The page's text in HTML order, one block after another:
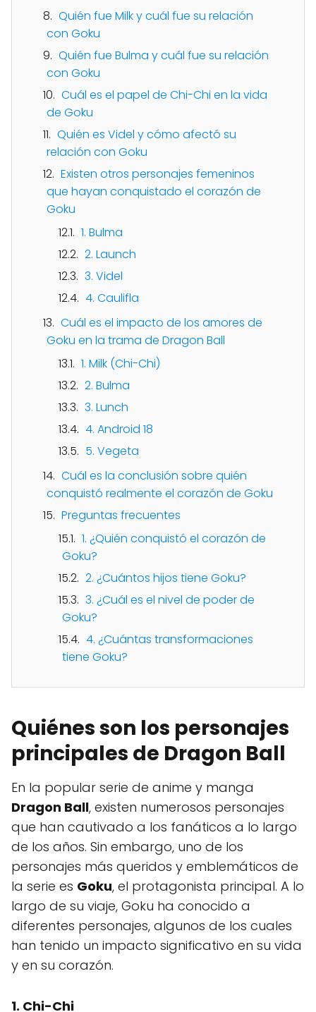
Quién fue Milk y cuál fue su relación
con Goku
Quién fue Bulma y cuál fue su relación
con Goku
Cuál es el papel de Chi-Chi en la vida
de Goku
Quién es Videl y cómo afectó su
relación con Goku
Existen otros personajes femeninos
que hayan conquistado el corazón de
Goku
1. Bulma
2. Launch
3. Videl
4. Caulifla
Cuál es el impacto de los amores de
Goku en la trama de Dragon Ball
1. Milk (Chi-Chi)
2. Bulma
3. Lunch
4. Android 18
5. Vegeta
Cuál es la conclusión sobre quién
conquistó realmente el corazón de Goku
Preguntas frecuentes
1. ¿Quién conquistó el corazón de
Goku?
2. ¿Cuántos hijos tiene Goku?
3. ¿Cuál es el nivel de poder de
Goku?
4. ¿Cuántas transformaciones
tiene Goku?
Quiénes son los personajes
principales de Dragon Ball
En la popular serie de anime y manga
Dragon Ball, existen numerosos personajes
que han cautivado a los fanáticos a lo largo
de los años. Sin embargo, uno de los
personajes más queridos y emblemáticos de
la serie es Goku, el protagonista principal. A lo
largo de su viaje, Goku ha conocido a
diferentes personajes, algunos de los cuales
han tenido un impacto significativo en su vida
y en su corazón.
1. Chi-Chi